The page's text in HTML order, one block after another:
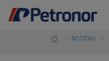
NOTICIAS